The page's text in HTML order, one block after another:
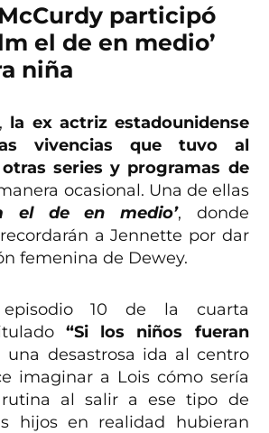
participó
el de en medio’
niña
la ex actriz estadounidense
vivencias que tuvo al
series y programas de
ocasional. Una de ellas
el de en medio’, donde
a Jennette por dar
femenina de Dewey.
10 de la cuarta
“Si los niños fueran
una desastrosa ida al centro
imaginar a Lois cómo sería
al salir a ese tipo de
hijos en realidad hubieran